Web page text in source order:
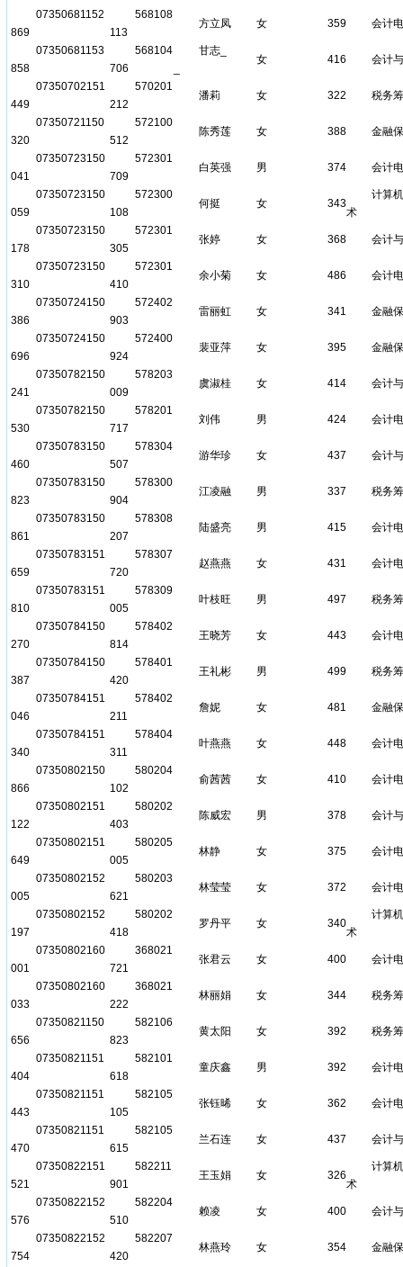
07350681152
869
568108
113
方立凤 女 359 会计
07350681153
858
568104
706
甘志_
女 416 会计
07350702151
449
570201
212
潘莉 女 322 税务
07350721150
320
572100
512
陈秀莲 女 388 金融
07350723150
041
572301
709
白英强 男 374 会计
07350723150
059
572300
108
何挺 女 343
计算
术
07350723150
178
572301
305
张婷 女 368 会计
07350723150
310
572301
410
余小菊 女 486 会计
07350724150
386
572402
903
雷丽虹 女 341 金融
07350724150
696
572400
924
裴亚萍 女 395 金融
07350782150
241
578203
009
虞淑桂 女 414 会计
07350782150
530
578201
717
刘伟 男 424 会计
07350783150
460
578304
507
游华珍 女 437 会计
07350783150
823
578300
904
江凌融 男 337 税务
07350783150
861
578308
207
陆盛亮 男 415 会计
07350783151
659
578307
720
赵燕燕 女 431 会计
07350783151
810
578309
005
叶枝旺 男 497 税务
07350784150
270
578402
814
王晓芳 女 443 会计
07350784150
387
578401
420
王礼彬 男 499 税务
07350784151
046
578402
211
詹妮 女 481 金融
07350784151
340
578404
311
叶燕燕 女 448 会计
07350802150
866
580204
102
俞茜茜 女 410 会计
07350802151
122
580202
403
陈威宏 男 378 会计
07350802151
649
580205
005
林静 女 375 会计
07350802152
005
580203
621
林莹莹 女 372 会计
07350802152
197
580202
418
罗丹平 女 340
计算
术
07350802160
001
368021
721
张君云 女 400 会计
07350802160
033
368021
222
林丽娟 女 344 税务
07350821150
656
582106
823
黄太阳 女 392 税务
07350821151
404
582101
618
童庆鑫 男 392 会计
07350821151
443
582105
105
张钰晞 女 362 会计
07350821151
470
582105
615
兰石连 女 437 会计
07350822151
521
582211
901
王玉娟 女 326
计算
术
07350822152
576
582204
510
赖凌 女 400 会计
07350822152
754
582207
420
林燕玲 女 354 金融